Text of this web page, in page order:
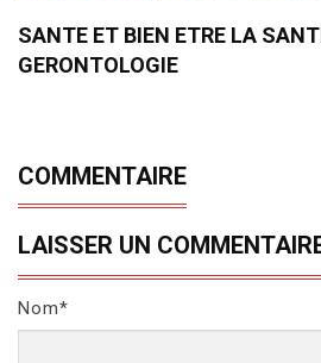
SANTE ET BIEN ETRE LA
GERONTOLOGIE
COMMENTAIRE
LAISSER UN
Nom*